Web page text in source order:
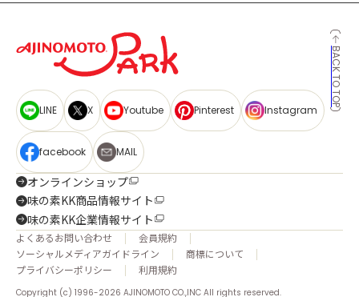
BACK TO TOP
LINE X Youtube Pinterest Instagram
facebook MAIL
オンラインショップ
味の素KK商品情報サイト
味の素KK企業情報サイト
よくあるお問い合わせ
会員規約
ソーシャルメディアガイドライン
商標について
プライバシーポリシー
利用規約
Copyright (c) 1996-2026 AJINOMOTO CO.,INC All rights reserved.